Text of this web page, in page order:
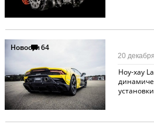
Новости64
Ноу-хау
20